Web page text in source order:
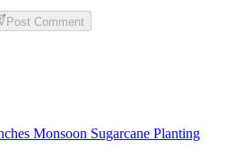
Post Comment